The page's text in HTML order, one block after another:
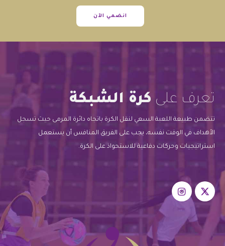
انضمي الآن
تعرف على كرة الشبكة
تتضمن طبيعة اللعبة السعي لنقل الكرة باتجاه دائرة المرمى حيث تسجل
الأهداف في الوقت نفسه، يجب على الفريق المنافس أن يستعمل
استراتيجيات وحركات دفاعية للاستحواذ على الكرة.